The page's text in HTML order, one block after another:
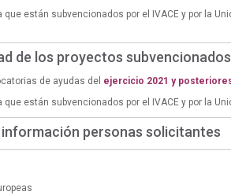
están subvencionados por el IVACE y por la
de los proyectos
de ayudas del ejercicio 2021 y
están subvencionados por el IVACE y por la
personas solicitantes